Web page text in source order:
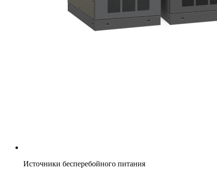
Источники бесперебойного питания